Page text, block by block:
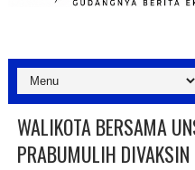
WALIKOTA BERSAMA
PRABUMULIH